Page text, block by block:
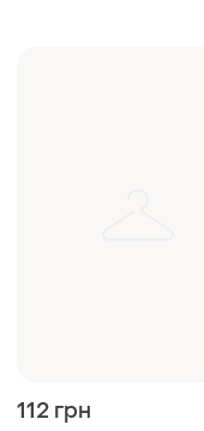
112 грн